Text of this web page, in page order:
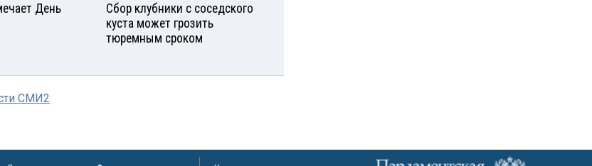
День
Сбор клубники с соседского
куста может грозить
тюремным сроком
СМИ2